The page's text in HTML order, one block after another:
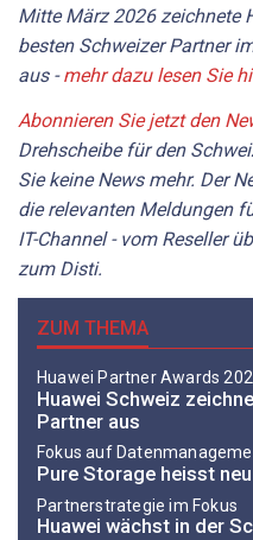
Mitte März 2026 zeichnete
besten Schweizer Partner
aus -mehr dazu lesen Sie
Abonnieren Sie jetzt den
Drehscheibe für den
Sie keine News mehr. Der
die relevanten Meldungen
IT-Channel - vom Reseller
zum Disti.
ZUM THEMA
Huawei Partner Awards
Huawei Schweiz
Partner aus
Fokus auf
Pure Storage heisst
Partnerstrategie im Fokus
Huawei wächst in der